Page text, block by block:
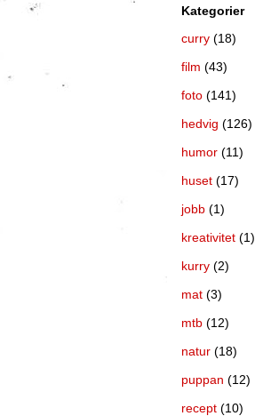
Kategorier
curry (18)
film (43)
foto (141)
hedvig (126)
humor (11)
huset (17)
jobb (1)
kreativitet (1)
kurry (2)
mat (3)
mtb (12)
natur (18)
puppan (12)
recept (10)